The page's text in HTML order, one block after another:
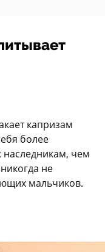
капризам
более
чем
не
мальчиков.